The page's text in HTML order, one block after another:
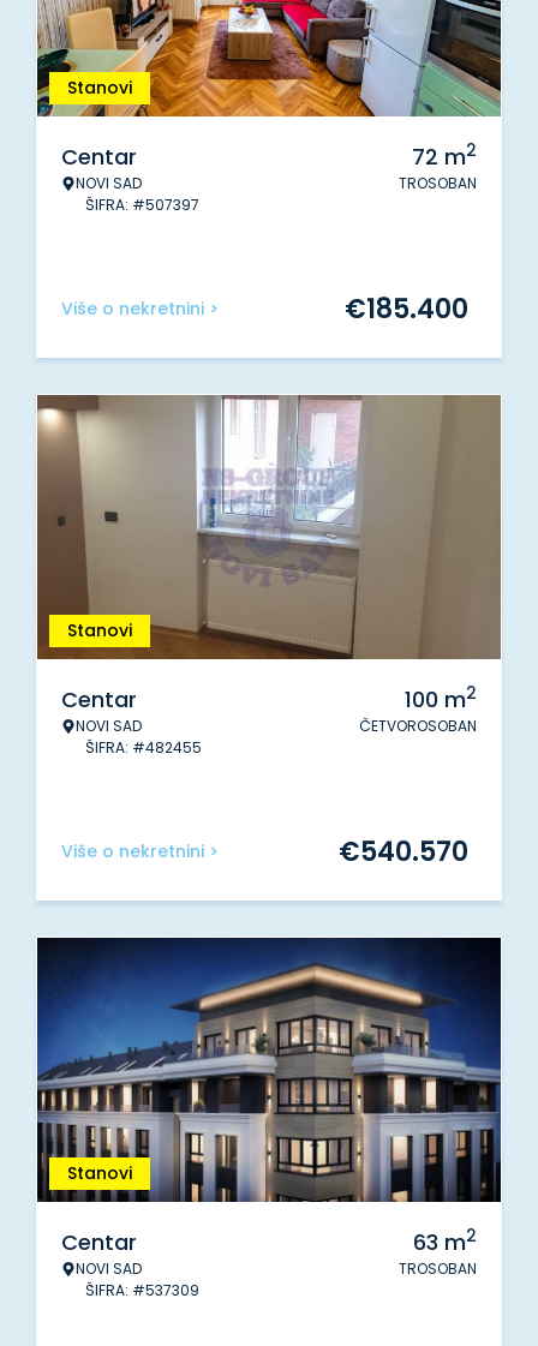
Stanovi
Centar
NOVI SAD
ŠIFRA: #507397
72 m2
TROSOBAN
Više o nekretnini > €185.400
Stanovi
Centar
NOVI SAD
ŠIFRA: #482455
100 m2
ČETVOROSOBAN
Više o nekretnini > €540.570
Stanovi
Centar
NOVI SAD
ŠIFRA: #537309
63 m2
TROSOBAN